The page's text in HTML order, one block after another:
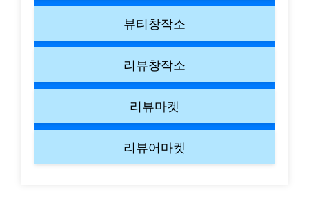
뷰티창작소
리뷰창작소
리뷰마켓
리뷰어마켓